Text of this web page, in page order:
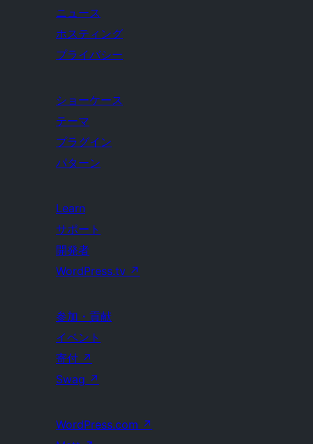
ニュース
ホスティング
プライバシー
ショーケース
テーマ
プラグイン
パターン
Learn
サポート
開発者
WordPress.tv ↗
参加・貢献
イベント
寄付 ↗
Swag ↗
WordPress.com ↗